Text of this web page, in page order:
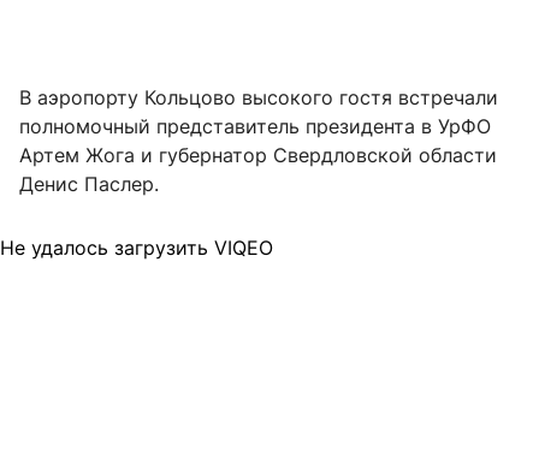
В аэропорту Кольцово высокого гостя встречали
полномочный представитель президента в УрФО
Артем Жога и губернатор Свердловской области
Денис Паслер.
Не удалось загрузить VIQEO